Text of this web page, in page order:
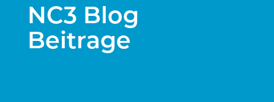
NC3 Blog
Beitrage